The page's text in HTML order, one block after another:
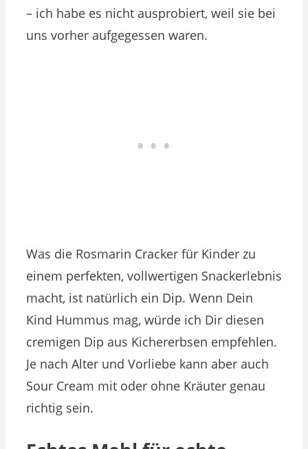
– ich habe es nicht ausprobiert, weil sie bei
uns vorher aufgegessen waren.
Was die Rosmarin Cracker für Kinder zu
einem perfekten, vollwertigen Snackerlebnis
macht, ist natürlich ein Dip. Wenn Dein
Kind Hummus mag, würde ich Dir diesen
cremigen Dip aus Kichererbsen empfehlen.
Je nach Alter und Vorliebe kann aber auch
Sour Cream mit oder ohne Kräuter genau
richtig sein.